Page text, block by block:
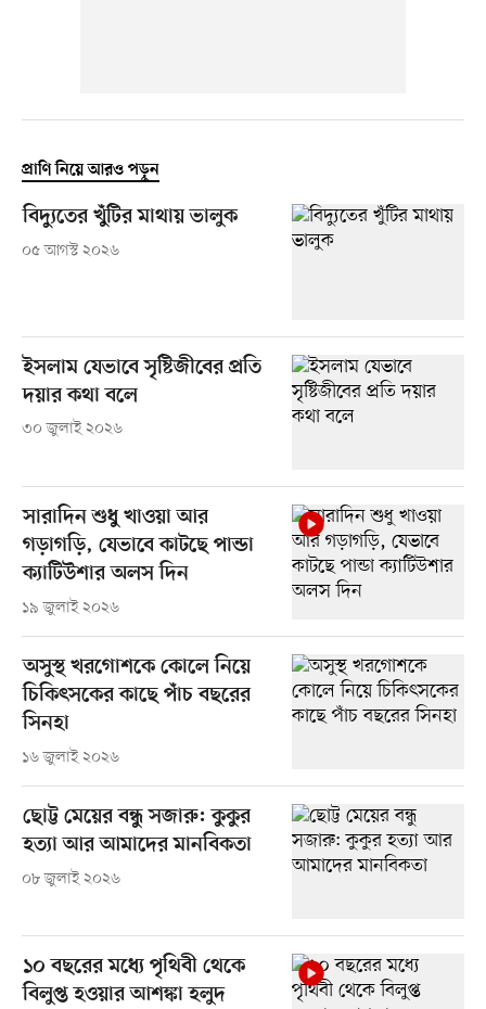
প্রাণি নিয়ে আরও পড়ুন
বিদ্যুতের খুঁটির মাথায় ভালুক
০৫ আগস্ট ২০২৬
ইসলাম যেভাবে সৃষ্টিজীবের প্রতি
দয়ার কথা বলে
৩০ জুলাই ২০২৬
সারাদিন শুধু খাওয়া আর
গড়াগড়ি, যেভাবে কাটছে পান্ডা
ক্যাটিউশার অলস দিন
১৯ জুলাই ২০২৬
অসুস্থ খরগোশকে কোলে নিয়ে
চিকিৎসকের কাছে পাঁচ বছরের
সিনহা
১৬ জুলাই ২০২৬
ছোট্ট মেয়ের বন্ধু সজারু: কুকুর
হত্যা আর আমাদের মানবিকতা
০৮ জুলাই ২০২৬
১০ বছরের মধ্যে পৃথিবী থেকে
বিলুপ্ত হওয়ার আশঙ্কা হলুদ